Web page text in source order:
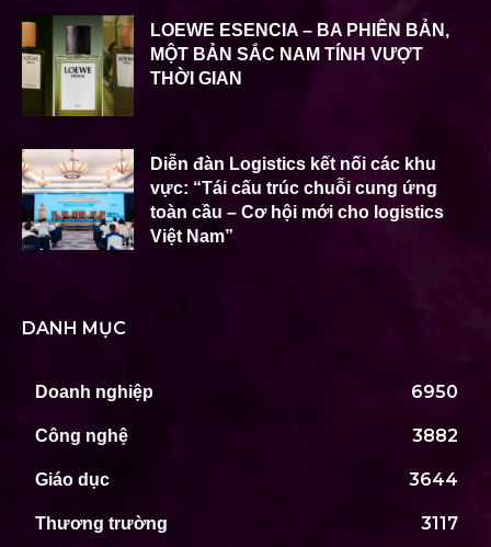
LOEWE ESENCIA – BA PHIÊN BẢN,
MỘT BẢN SẮC NAM TÍNH VƯỢT
THỜI GIAN
Diễn đàn Logistics kết nối các khu
vực: “Tái cấu trúc chuỗi cung ứng
toàn cầu – Cơ hội mới cho logistics
Việt Nam”
DANH MỤC
Doanh nghiệp 6950
Công nghệ 3882
Giáo dục 3644
Thương trường 3117